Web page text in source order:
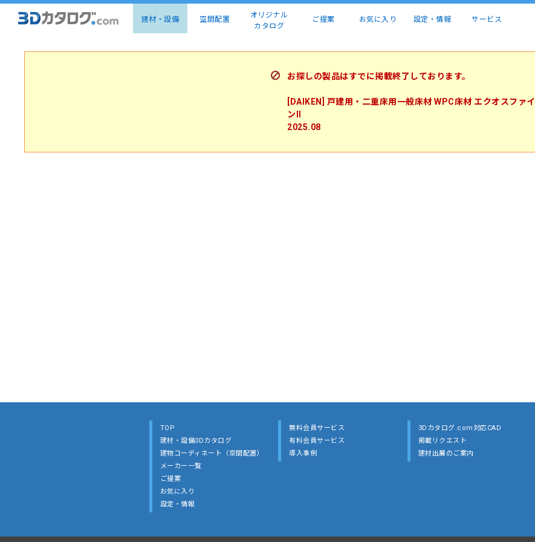
建材・設備 空間配置
オリジナル
カタログ
ご提案 お気に入り 設定・情報 サービス
お探しの製品はすでに掲載終了しております。
[DAIKEN] 戸建用・二重床用一般床材 WPC床材 エクオスファイ
ンII
2025.08
TOP
建材・設備3Dカタログ
建物コーディネート（空間配置）
メーカー一覧
ご提案
お気に入り
設定・情報
無料会員サービス
有料会員サービス
導入事例
3Dカタログ.com対応CAD
掲載リクエスト
建材出展のご案内